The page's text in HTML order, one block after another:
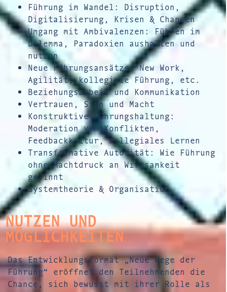
Führung im Wandel: Disruption,
Digitalisierung, Krisen & Chancen
Umgang mit Ambivalenzen: Führen im
Dilemma, Paradoxien aushalten und
nutzen
Neue Führungsansätze: New Work,
Agilität, kollegiale Führung, etc.
Beziehungsarbeit und Kommunikation
Vertrauen, Sinn und Macht
Konstruktive Führungshaltung:
Moderation von Konflikten,
Feedbackkultur, kollegiales Lernen
Transformative Autorität: Wie Führung
ohne Machtdruck an Wirksamkeit
gewinnt
Systemtheorie & Organisation
NUTZEN UND
MÖGLICHKEITEN
Das Entwicklungsformat „Neue Wege der
Führung“ eröffnet den Teilnehmenden die
Chance, sich bewusst mit ihrer Rolle als